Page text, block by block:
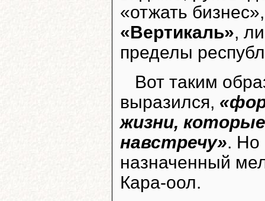
«отжать
«Вертикаль»,
пределы
Вот таким
выразился,
жизни,
навстречу». Но
назначенный
Кара-оол.